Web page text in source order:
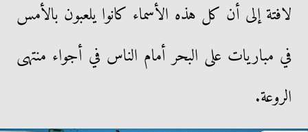
لافتة إلى أن كل هذه الأسماء كانوا يلعبون بالأمس
في مباريات على البحر أمام الناس في أجواء منتهى
الروعة.